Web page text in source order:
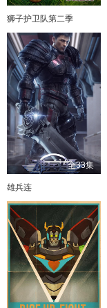
狮子护卫队第二季
全33集
雄兵连